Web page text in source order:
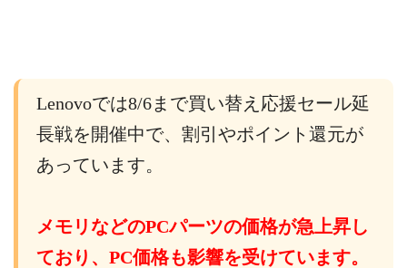
Lenovoでは8/6まで買い替え応援セール延
長戦を開催中で、割引やポイント還元が
あっています。
メモリなどのPCパーツの価格が急上昇し
ており、PC価格も影響を受けています。